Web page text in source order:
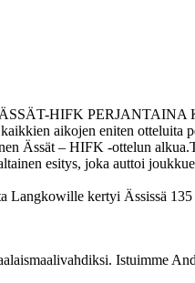
HIFK
aikojen eniten otteluita
Ässät – HIFK -ottelun
esitys, joka auttoi
kertyi Ässissä
Istuimme